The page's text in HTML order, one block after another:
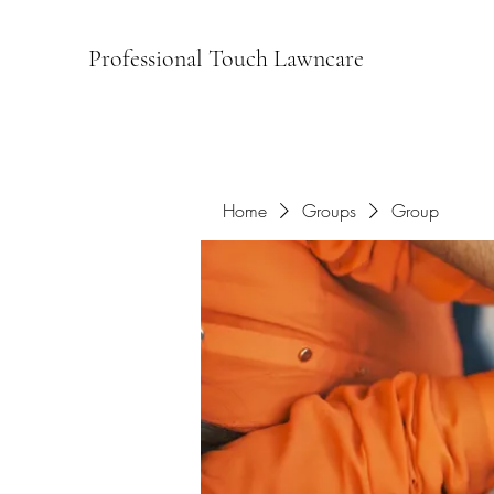
Professional Touch Lawncare
Home Groups Group